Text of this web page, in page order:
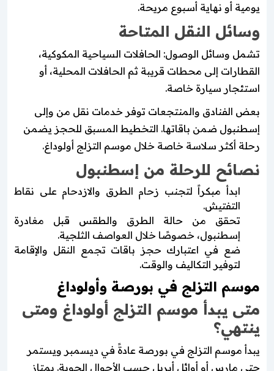
يومية أو نهاية أسبوع مريحة.
وسائل النقل المتاحة
تشمل وسائل الوصول: الحافلات السياحية المكوكية،
القطارات إلى محطات قريبة ثم الحافلات المحلية، أو
استئجار سيارة خاصة.
بعض الفنادق والمنتجعات توفر خدمات نقل من وإلى
إسطنبول ضمن باقاتها. التخطيط المسبق للحجز يضمن
رحلة أكثر سلاسة خاصة خلال موسم التزلج أولوداغ.
نصائح للرحلة من إسطنبول
ابدأ مبكراً لتجنب زحام الطرق والازدحام على نقاط
التفتيش.
تحقق من حالة الطرق والطقس قبل مغادرة
إسطنبول، خصوصًا خلال العواصف الثلجية.
ضع في اعتبارك حجز باقات تجمع النقل والإقامة
لتوفير التكاليف والوقت.
موسم التزلج في بورصة وأولوداغ
متى يبدأ موسم التزلج أولوداغ ومتى
ينتهي؟
يبدأ موسم التزلج في بورصة عادةً في ديسمبر ويستمر
حتى مارس أو أوائل أبريل حسب الأحوال الجوية. يمتاز